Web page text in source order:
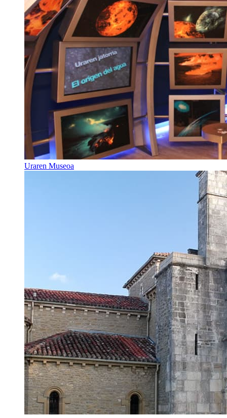
Uraren Museoa